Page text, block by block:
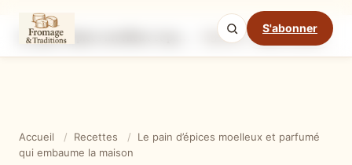
S'abonner
Ingrédients Étapes
Mode cuisine
Accueil / Recettes /
Le pain d’épices moelleux et parfumé
qui embaume la maison